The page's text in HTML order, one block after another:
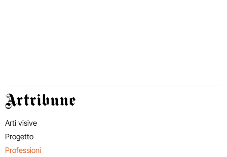
Artribune
Arti visive
Progetto
Professioni